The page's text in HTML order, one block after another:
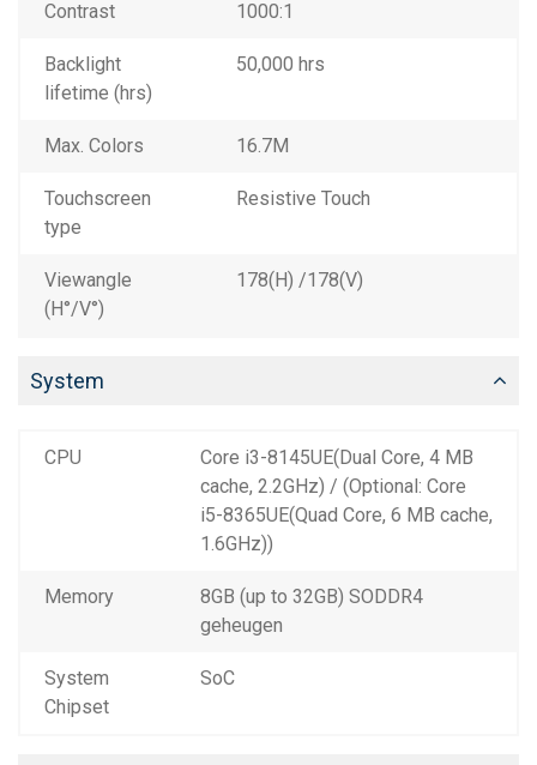
Contrast 1000:1
Backlight
lifetime (hrs)
50,000 hrs
Max. Colors 16.7M
Touchscreen
type
Resistive Touch
Viewangle
(H°/V°)
178(H) /178(V)
System
CPU
Core i3-8145UE(Dual Core, 4 MB
cache, 2.2GHz) / (Optional: Core
i5-8365UE(Quad Core, 6 MB cache,
1.6GHz))
Memory
8GB (up to 32GB) SODDR4
geheugen
System
Chipset
SoC